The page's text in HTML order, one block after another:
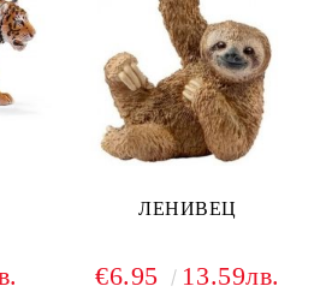
ЛЕНИВЕЦ
€6.95 13.59лв.